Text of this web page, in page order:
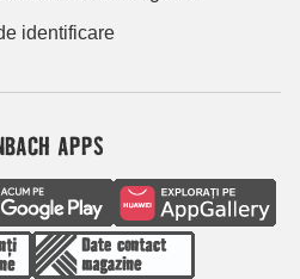
identificare
APPS